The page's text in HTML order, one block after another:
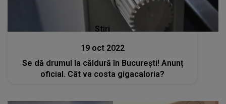
Stiri
19 oct 2022
Se dă drumul la căldură în București! Anunț
oficial. Cât va costa gigacaloria?